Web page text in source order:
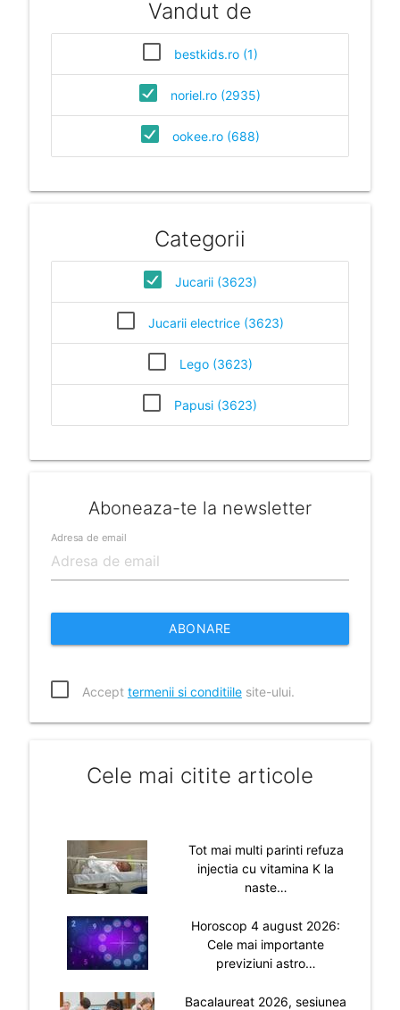
Vandut de
bestkids.ro (1)
noriel.ro (2935)
ookee.ro (688)
Categorii
Jucarii (3623)
Jucarii electrice (3623)
Lego (3623)
Papusi (3623)
Aboneaza-te la newsletter
Adresa de email
ABONARE
Accept termenii si conditiilesite-ului.
Cele mai citite articole
Tot mai multi parinti refuza
injectia cu vitamina K la
naste…
Horoscop 4 august 2026:
Cele mai importante
previziuni astro…
Bacalaureat 2026, sesiunea